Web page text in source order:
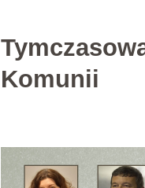
Komunii